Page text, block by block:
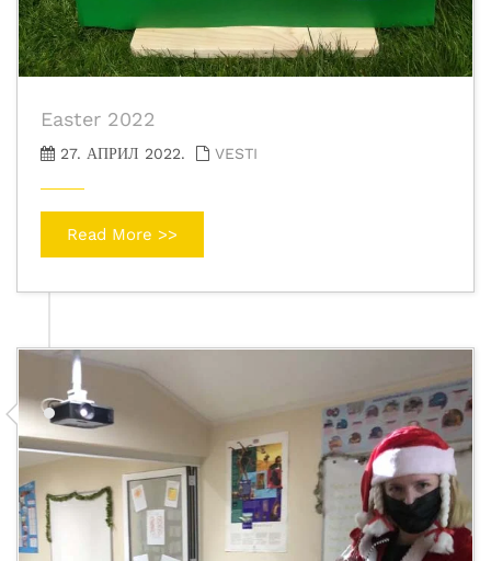
Easter 2022
27. АПРИЛ 2022. VESTI
Read More >>